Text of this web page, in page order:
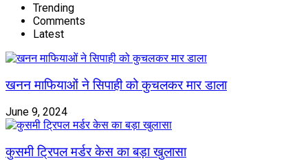
Trending
Comments
Latest
खनन माफियाओं ने सिपाही को कुचलकर मार डाला
June 9, 2024
कुसमी ट्रिपल मर्डर केस का बड़ा खुलासा